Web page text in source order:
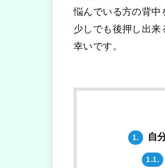
悩んでいる方の背中
少しでも後押し出来
幸いです。
1. 自
1.1.